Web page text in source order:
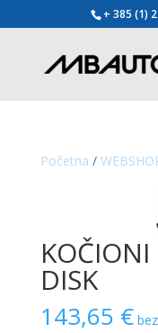
+ 385 (1)
Početna /
DISK
143,65 €